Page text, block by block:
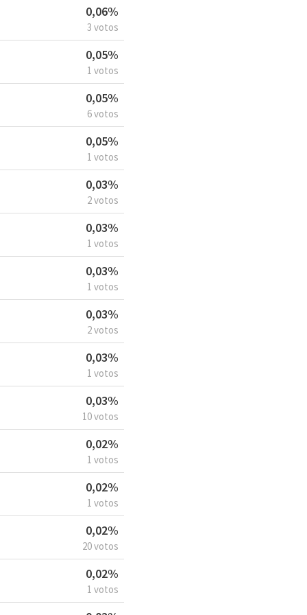
0,06%
3 votos
0,05%
1 votos
0,05%
6 votos
0,05%
1 votos
0,03%
2 votos
0,03%
1 votos
0,03%
1 votos
0,03%
2 votos
0,03%
1 votos
0,03%
10 votos
0,02%
1 votos
0,02%
1 votos
0,02%
20 votos
0,02%
1 votos